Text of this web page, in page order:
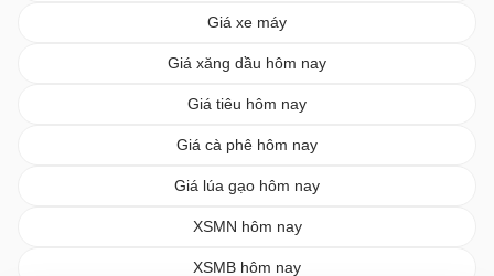
Giá xe máy
Giá xăng dầu hôm nay
Giá tiêu hôm nay
Giá cà phê hôm nay
Giá lúa gạo hôm nay
XSMN hôm nay
XSMB hôm nay